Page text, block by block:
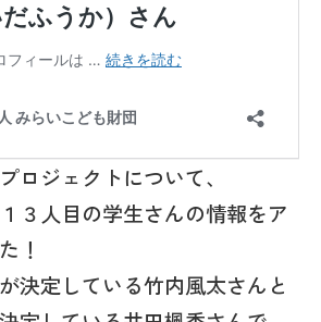
ロジェクトについて、
３人目の学生さんの情報をア
！
決定している竹内風太さんと